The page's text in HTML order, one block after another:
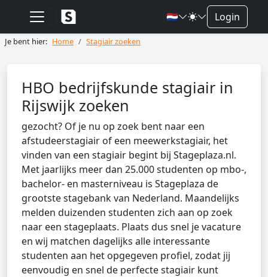
🇳🇱 Login
Je bent hier: Home Stagiair zoeken
HBO bedrijfskunde stagiair in
Rijswijk zoeken
gezocht? Of je nu op zoek bent naar een
afstudeerstagiair of een meewerkstagiair, het
vinden van een stagiair begint bij Stageplaza.nl.
Met jaarlijks meer dan 25.000 studenten op mbo-,
bachelor- en masterniveau is Stageplaza de
grootste stagebank van Nederland. Maandelijks
melden duizenden studenten zich aan op zoek
naar een stageplaats. Plaats dus snel je vacature
en wij matchen dagelijks alle interessante
studenten aan het opgegeven profiel, zodat jij
eenvoudig en snel de perfecte stagiair kunt